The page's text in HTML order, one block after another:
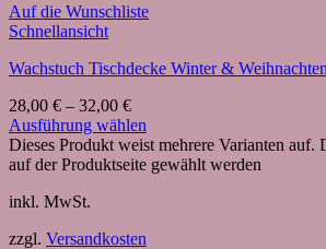
Auf die Wunschliste
Schnellansicht
Wachstuch Tischdecke Winter & Weihnachten
28,00 € – 32,00 €
Ausführung wählen
Dieses Produkt weist mehrere Varianten auf.
auf der Produktseite gewählt werden
inkl. MwSt.
zzgl. Versandkosten